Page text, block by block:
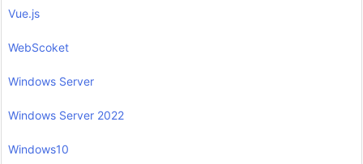
Vue.js
WebScoket
Windows Server
Windows Server 2022
Windows10